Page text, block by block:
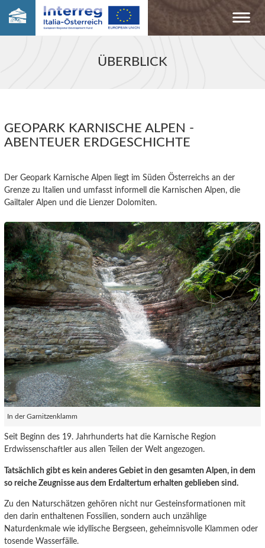
ÜBERBLICK
GEOPARK KARNISCHE ALPEN -
ABENTEUER ERDGESCHICHTE
Der Geopark Karnische Alpen liegt im Süden Österreichs an der
Grenze zu Italien und umfasst informell die Karnischen Alpen, die
Gailtaler Alpen und die Lienzer Dolomiten.
In der Garnitzenklamm
Seit Beginn des 19. Jahrhunderts hat die Karnische Region
Erdwissenschaftler aus allen Teilen der Welt angezogen.
Tatsächlich gibt es kein anderes Gebiet in den gesamten Alpen, in dem
so reiche Zeugnisse aus dem Erdaltertum erhalten geblieben sind.
Zu den Naturschätzen gehören nicht nur Gesteinsformationen mit
den darin enthaltenen Fossilien, sondern auch unzählige
Naturdenkmale wie idyllische Bergseen, geheimnisvolle Klammen oder
tosende Wasserfälle.